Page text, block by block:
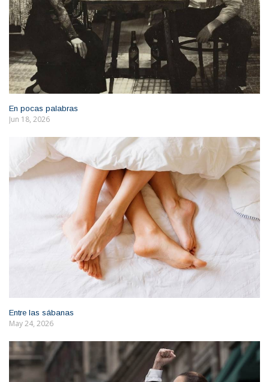
En pocas palabras
Jun 18, 2026
Entre las sábanas
May 24, 2026